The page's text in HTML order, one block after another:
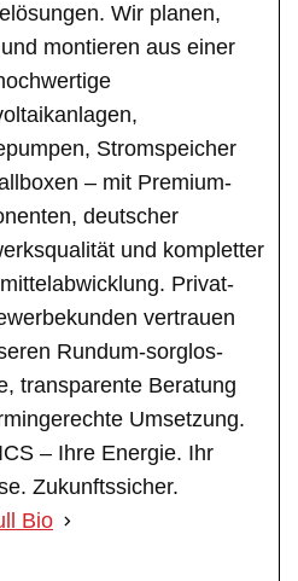
Wir planen,
und montieren aus einer
Stromspeicher
– mit Premium-
deutscher
und kompletter
Privat-
vertrauen
Rundum-sorglos-
transparente Beratung
Umsetzung.
– Ihre Energie. Ihr
Zukunftssicher.
Bio